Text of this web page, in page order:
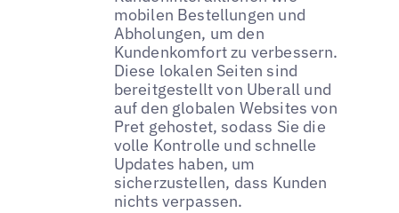
mobilen Bestellungen und
Abholungen, um den
Kundenkomfort zu verbessern.
Diese lokalen Seiten sind
bereitgestellt von Uberall und
auf den globalen Websites von
Pret gehostet, sodass Sie die
volle Kontrolle und schnelle
Updates haben, um
sicherzustellen, dass Kunden
nichts verpassen.